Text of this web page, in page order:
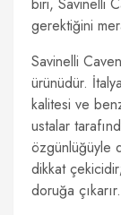
gerektiğini
Savinelli
ürünüdür.
kalitesi ve
ustalar
özgünlüğüyle
dikkat
doruğa çıkarır.